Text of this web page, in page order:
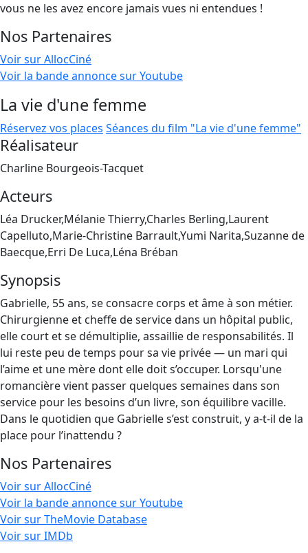
vous ne les avez encore jamais vues ni entendues !
Nos Partenaires
Voir sur AllocCiné
Voir la bande annonce sur Youtube
La vie d'une femme
Réservez vos places Séances du film "La vie d'une femme"
Réalisateur
Charline Bourgeois-Tacquet
Acteurs
Léa Drucker,Mélanie Thierry,Charles Berling,Laurent
Capelluto,Marie-Christine Barrault,Yumi Narita,Suzanne de
Baecque,Erri De Luca,Léna Bréban
Synopsis
Gabrielle, 55 ans, se consacre corps et âme à son métier.
Chirurgienne et cheffe de service dans un hôpital public,
elle court et se démultiplie, assaillie de responsabilités. Il
lui reste peu de temps pour sa vie privée — un mari qui
l’aime et une mère dont elle doit s’occuper. Lorsqu'une
romancière vient passer quelques semaines dans son
service pour les besoins d’un livre, son équilibre vacille.
Dans le quotidien que Gabrielle s’est construit, y a-t-il de la
place pour l’inattendu ?
Nos Partenaires
Voir sur AllocCiné
Voir la bande annonce sur Youtube
Voir sur TheMovie Database
Voir sur IMDb